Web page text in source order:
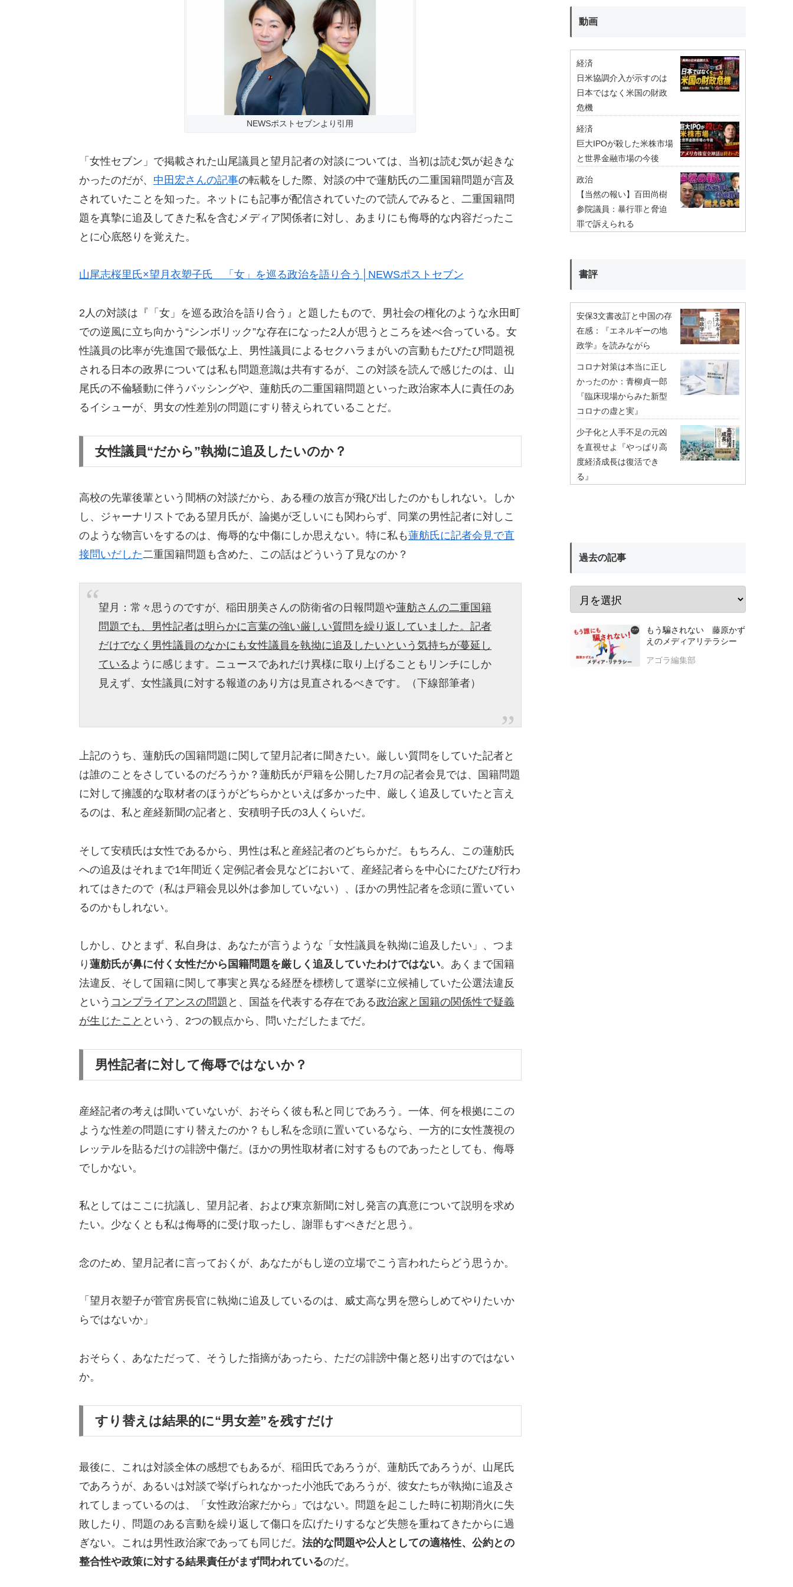
NEWSポストセブンより引用
「女性セブン」で掲載された山尾議員と望月記者の対談については、当初は読む気が起きな
かったのだが、 中田宏さんの記事の転載をした際、対談の中で蓮舫氏の二重国籍問題が言及
されていたことを知った。ネットにも記事が配信されていたので読んでみると、二重国籍問
題を真摯に追及してきた私を含むメディア関係者に対し、あまりにも侮辱的な内容だったこ
とに心底怒りを覚えた。
山尾志桜里氏×望月衣塑子氏 「女」を巡る政治を語り合う│NEWSポストセブン
2人の対談は『「女」を巡る政治を語り合う』と題したもので、男社会の権化のような永田町
での逆風に立ち向かう“シンボリック”な存在になった2人が思うところを述べ合っている。女
性議員の比率が先進国で最低な上、男性議員によるセクハラまがいの言動もたびたび問題視
される日本の政界については私も問題意識は共有するが、この対談を読んで感じたのは、山
尾氏の不倫騒動に伴うバッシングや、蓮舫氏の二重国籍問題といった政治家本人に責任のあ
るイシューが、男女の性差別の問題にすり替えられていることだ。
女性議員“だから”執拗に追及したいのか？
高校の先輩後輩という間柄の対談だから、ある種の放言が飛び出したのかもしれない。しか
し、ジャーナリストである望月氏が、論拠が乏しいにも関わらず、同業の男性記者に対しこ
のような物言いをするのは、侮辱的な中傷にしか思えない。特に私も蓮舫氏に記者会見で直
接問いだした 二重国籍問題も含めた、この話はどういう了見なのか？
望月：常々思うのですが、稲田朋美さんの防衛省の日報問題や蓮舫さんの二重国籍
問題でも、男性記者は明らかに言葉の強い厳しい質問を繰り返していました。記者
だけでなく男性議員のなかにも女性議員を執拗に追及したいという気持ちが蔓延し
ている ように感じます。ニュースであれだけ異様に取り上げることもリンチにしか
見えず、女性議員に対する報道のあり方は見直されるべきです。（下線部筆者）
上記のうち、蓮舫氏の国籍問題に関して望月記者に聞きたい。厳しい質問をしていた記者と
は誰のことをさしているのだろうか？蓮舫氏が戸籍を公開した7月の記者会見では、国籍問題
に対して擁護的な取材者のほうがどちらかといえば多かった中、厳しく追及していたと言え
るのは、私と産経新聞の記者と、安積明子氏の3人くらいだ。
そして安積氏は女性であるから、男性は私と産経記者のどちらかだ。もちろん、この蓮舫氏
への追及はそれまで1年間近く定例記者会見などにおいて、産経記者らを中心にたびたび行わ
れてはきたので（私は戸籍会見以外は参加していない）、ほかの男性記者を念頭に置いてい
るのかもしれない。
しかし、ひとまず、私自身は、あなたが言うような「女性議員を執拗に追及したい」、つま
り 蓮舫氏が鼻に付く女性だから国籍問題を厳しく追及していたわけではない。あくまで国籍
法違反、そして国籍に関して事実と異なる経歴を標榜して選挙に立候補していた公選法違反
という コンプライアンスの問題 と、国益を代表する存在である政治家と国籍の関係性で疑義
が生じたこと という、2つの観点から、問いただしたまでだ。
男性記者に対して侮辱ではないか？
産経記者の考えは聞いていないが、おそらく彼も私と同じであろう。一体、何を根拠にこの
ような性差の問題にすり替えたのか？もし私を念頭に置いているなら、一方的に女性蔑視の
レッテルを貼るだけの誹謗中傷だ。ほかの男性取材者に対するものであったとしても、侮辱
でしかない。
私としてはここに抗議し、望月記者、および東京新聞に対し発言の真意について説明を求め
たい。少なくとも私は侮辱的に受け取ったし、謝罪もすべきだと思う。
念のため、望月記者に言っておくが、あなたがもし逆の立場でこう言われたらどう思うか。
「望月衣塑子が菅官房長官に執拗に追及しているのは、威丈高な男を懲らしめてやりたいか
らではないか」
おそらく、あなただって、そうした指摘があったら、ただの誹謗中傷と怒り出すのではない
か。
すり替えは結果的に“男女差”を残すだけ
最後に、これは対談全体の感想でもあるが、稲田氏であろうが、蓮舫氏であろうが、山尾氏
であろうが、あるいは対談で挙げられなかった小池氏であろうが、彼女たちが執拗に追及さ
れてしまっているのは、「女性政治家だから」ではない。問題を起こした時に初期消火に失
敗したり、問題のある言動を繰り返して傷口を広げたりするなど失態を重ねてきたからに過
ぎない。これは男性政治家であっても同じだ。 法的な問題や公人としての適格性、公約との
整合性や政策に対する結果責任がまず問われているのだ。
動画
経済
日米協調介入が示すのは
日本ではなく米国の財政
危機
経済
巨大IPOが殺した米株市場
と世界金融市場の今後
政治
【当然の報い】百田尚樹
参院議員：暴行罪と脅迫
罪で訴えられる
書評
安保3文書改訂と中国の存
在感：『エネルギーの地
政学』を読みながら
コロナ対策は本当に正し
かったのか：青柳貞一郎
『臨床現場からみた新型
コロナの虚と実』
少子化と人手不足の元凶
を直視せよ『やっぱり高
度経済成長は復活でき
る』
過去の記事
もう騙されない 藤原かず
えのメディアリテラシー
アゴラ編集部